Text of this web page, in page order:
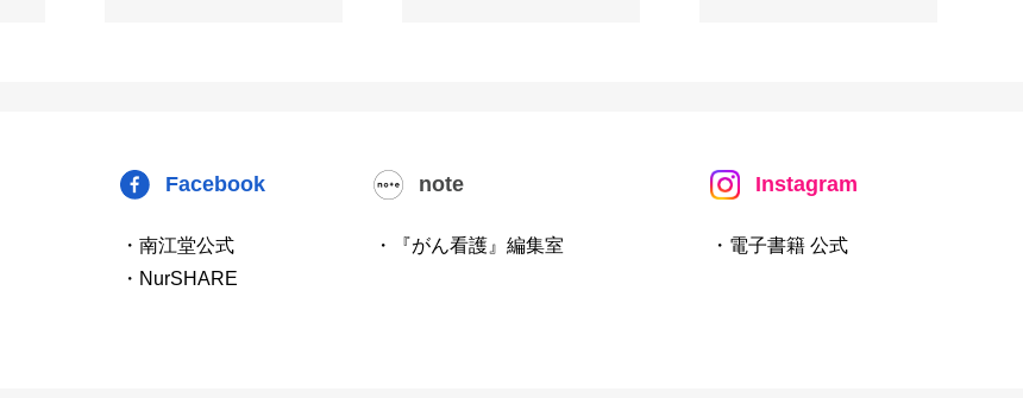
Facebook
・南江堂公式
・NurSHARE
note
・『がん看護』編集室
Instagram
・電子書籍 公式